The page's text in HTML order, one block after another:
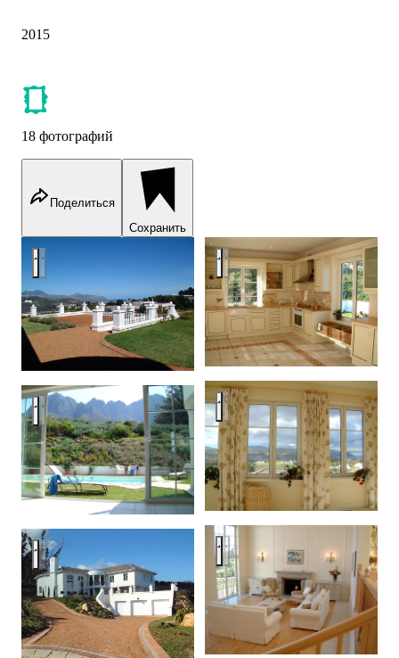
2015
18 фотографий
Поделиться
Сохранить
Видовая площадка Кухня с двумя окнами
Вид из спальни
Вид из столовой на амфитеатр
Гостиная у камина
Дом в Южной Африке